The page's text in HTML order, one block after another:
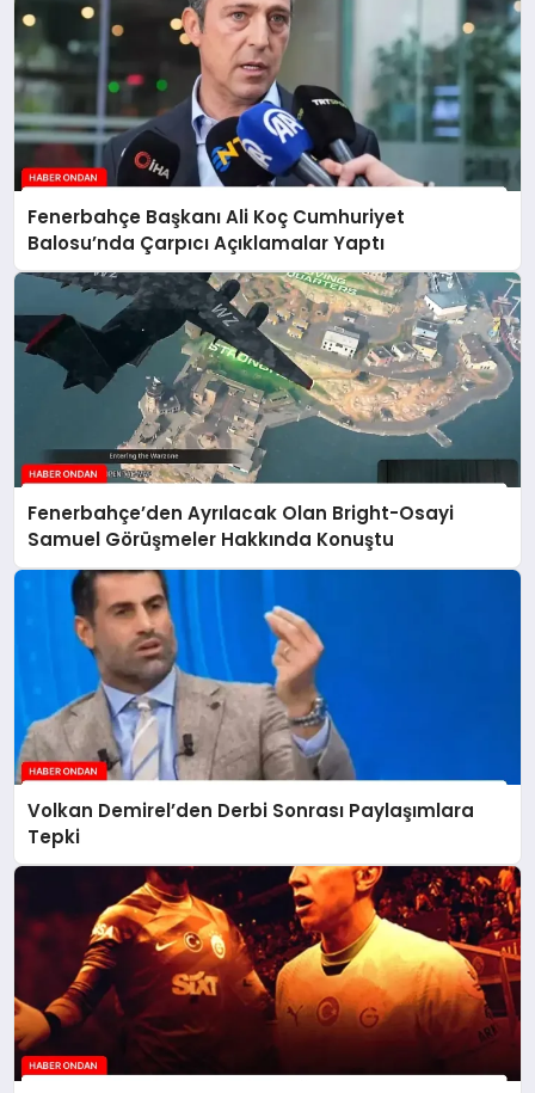
Fenerbahçe Başkanı Ali Koç Cumhuriyet
Balosu’nda Çarpıcı Açıklamalar Yaptı
Fenerbahçe’den Ayrılacak Olan Bright-Osayi
Samuel Görüşmeler Hakkında Konuştu
Volkan Demirel’den Derbi Sonrası Paylaşımlara
Tepki